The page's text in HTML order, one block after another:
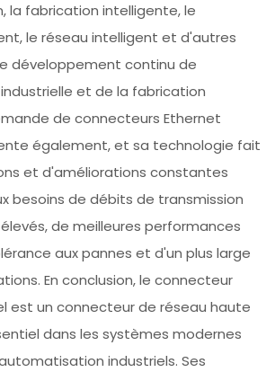
la fabrication intelligente, le
le réseau intelligent et d'autres
développement continu de
et de la fabrication
de connecteurs Ethernet
également, et sa technologie fait
et d'améliorations constantes
besoins de débits de transmission
de meilleures performances
aux pannes et d'un plus large
En conclusion, le connecteur
est un connecteur de réseau haute
dans les systèmes modernes
industriels. Ses